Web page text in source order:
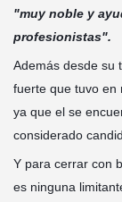
"muy noble y
profesionistas".
Además desde su
fuerte que tuvo en
ya que el se
considerado
Y para cerrar con
es ninguna